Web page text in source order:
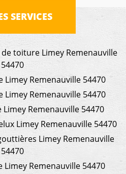
SERVICES
toiture Limey Remenauville
54470
Remenauville 54470
Limey Remenauville 54470
Remenauville 54470
Limey Remenauville 54470
Limey Remenauville
54470
Remenauville 54470